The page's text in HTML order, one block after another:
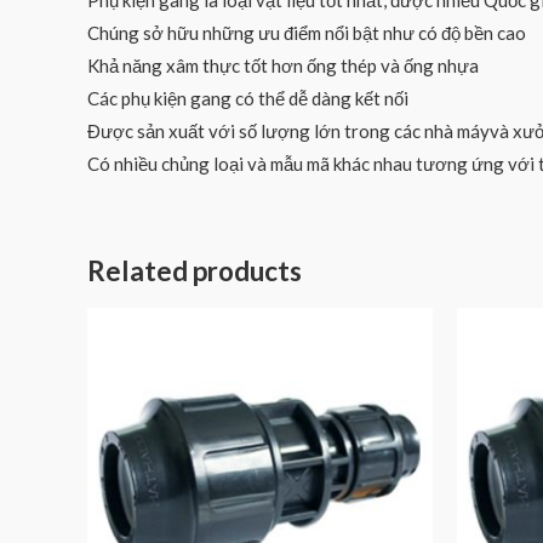
Chúng sở hữu những ưu điểm nổi bật như có độ bền cao
Khả năng xâm thực tốt hơn ống thép và ống nhựa
Các phụ kiện gang có thể dễ dàng kết nối
Được sản xuất với số lượng lớn trong các nhà máyvà
Có nhiều chủng loại và mẫu mã khác nhau tương ứng
Related products